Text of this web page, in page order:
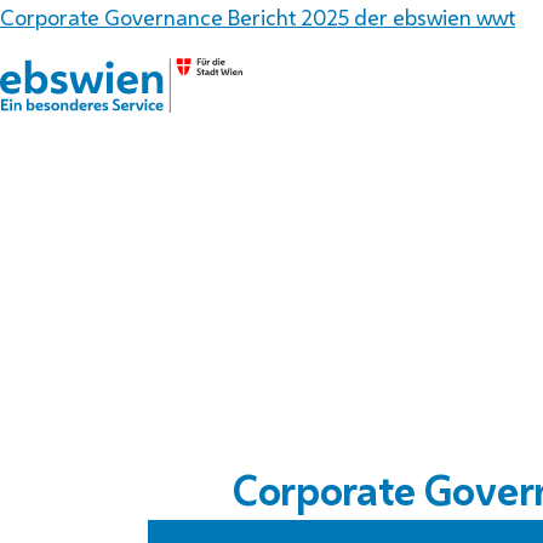
Corporate Governance Bericht 2025 der ebswien wwt
Corporate